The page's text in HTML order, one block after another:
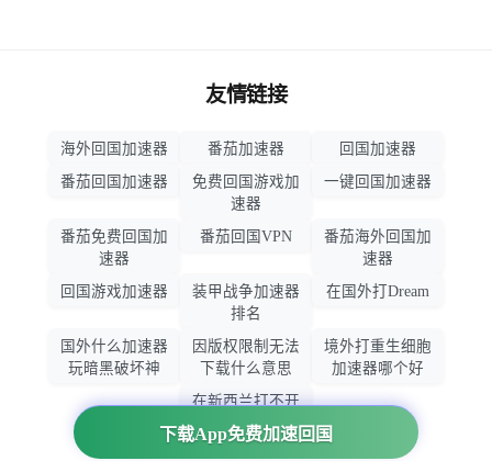
下载App免费加速回国
友情链接
海外回国加速器 番茄加速器
回国加速器
番茄回国加速器
免费回国游戏加
速器
一键回国加速器
番茄免费回国加
速器
番茄回国VPN
番茄海外回国加
速器
回国游戏加速器
装甲战争加速器
排名
在国外打Dream
国外什么加速器
玩暗黑破坏神
因版权限制无法
下载什么意思
境外打重生细胞
加速器哪个好
在新西兰打不开
大智慧怎么办